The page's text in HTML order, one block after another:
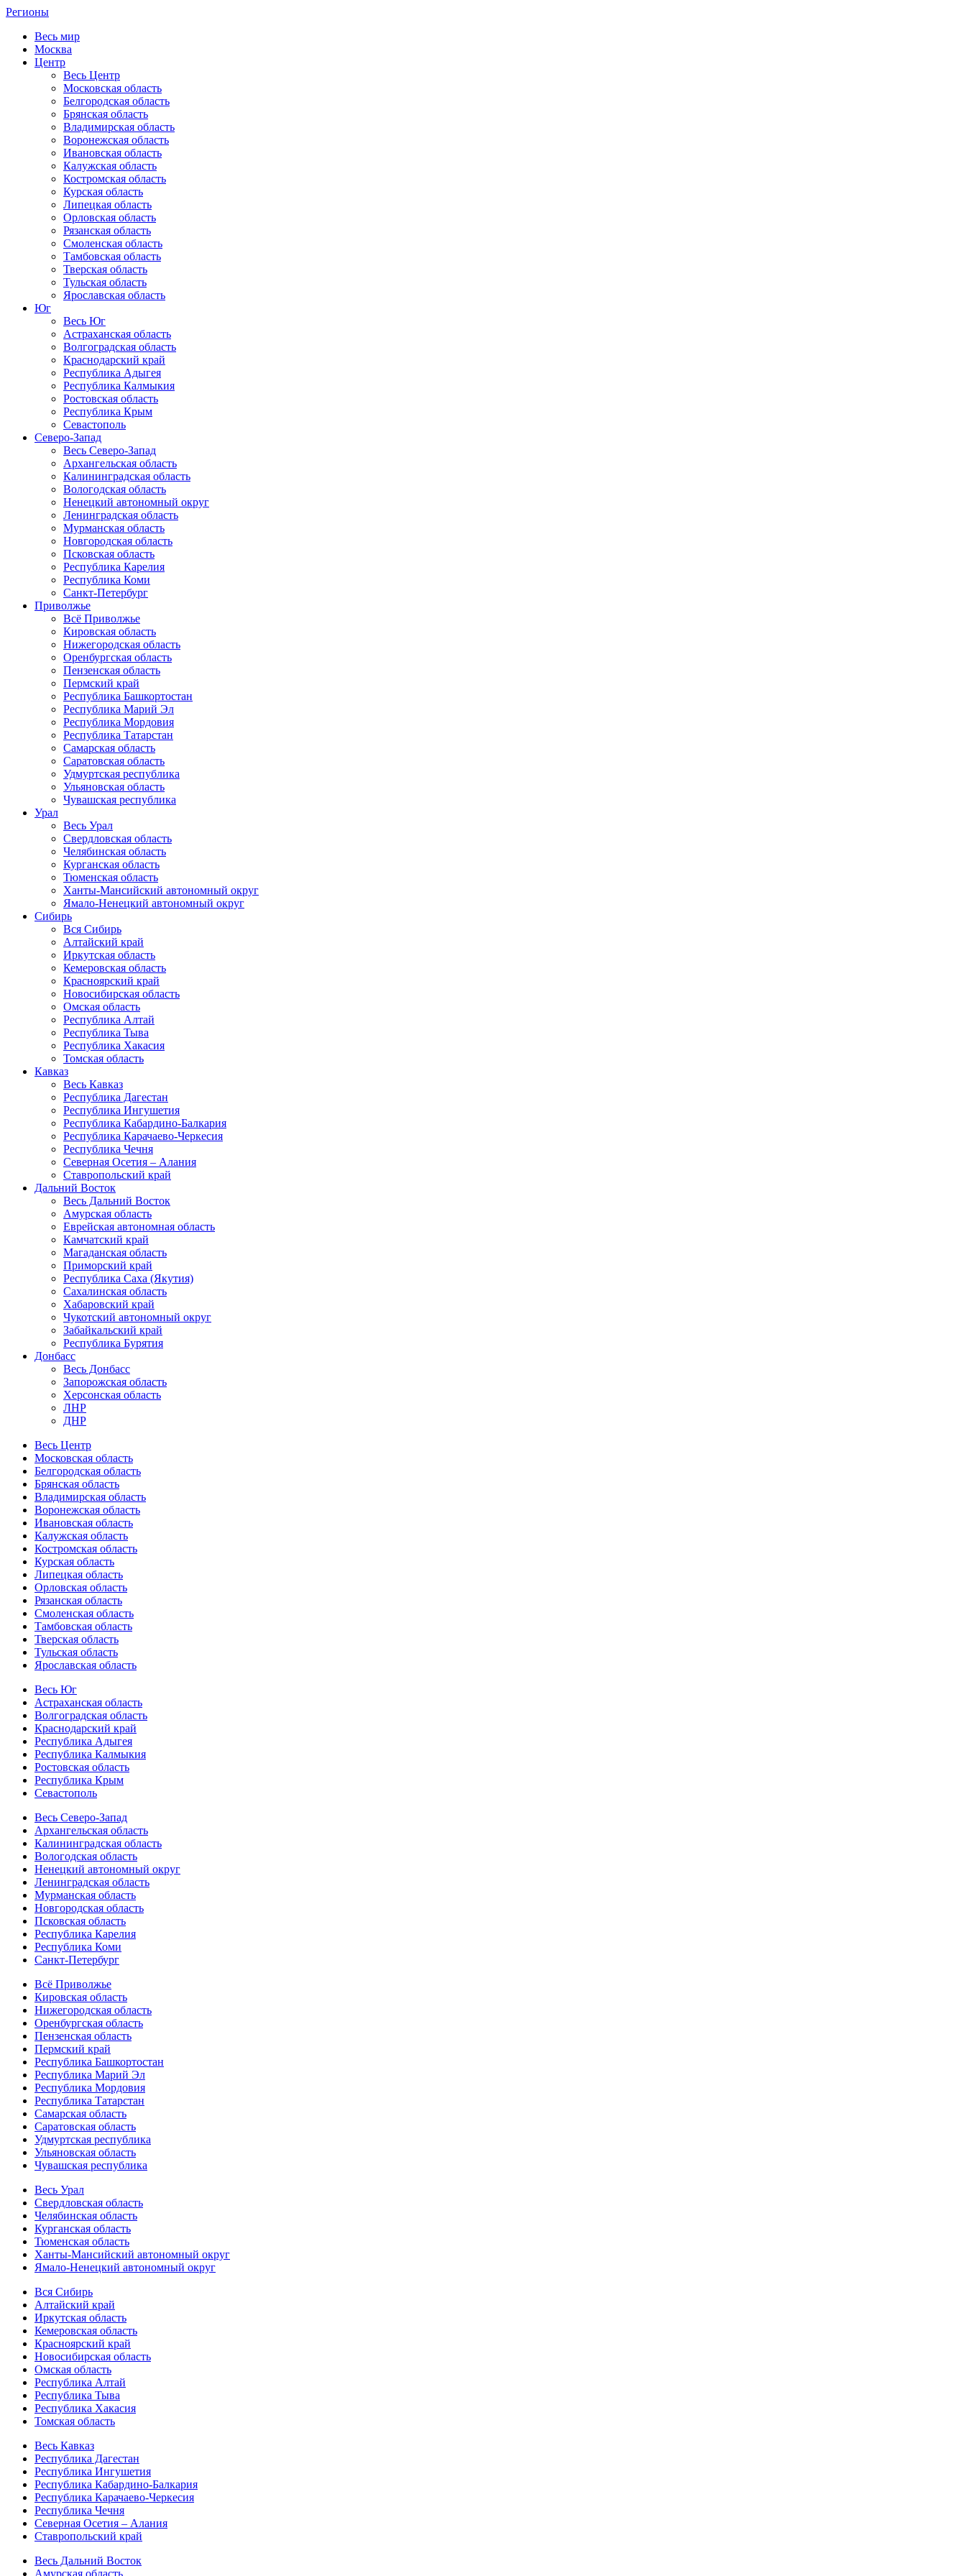
Регионы
Весь мир
Москва
Центр
Весь Центр
Московская область
Белгородская область
Брянская область
Владимирская область
Воронежская область
Ивановская область
Калужская область
Костромская область
Курская область
Липецкая область
Орловская область
Рязанская область
Смоленская область
Тамбовская область
Тверская область
Тульская область
Ярославская область
Юг
Весь Юг
Астраханская область
Волгоградская область
Краснодарский край
Республика Адыгея
Республика Калмыкия
Ростовская область
Республика Крым
Севастополь
Северо-Запад
Весь Северо-Запад
Архангельская область
Калининградская область
Вологодская область
Ненецкий автономный округ
Ленинградская область
Мурманская область
Новгородская область
Псковская область
Республика Карелия
Республика Коми
Санкт-Петербург
Приволжье
Всё Приволжье
Кировская область
Нижегородская область
Оренбургская область
Пензенская область
Пермский край
Республика Башкортостан
Республика Марий Эл
Республика Мордовия
Республика Татарстан
Самарская область
Саратовская область
Удмуртская республика
Ульяновская область
Чувашская республика
Урал
Весь Урал
Свердловская область
Челябинская область
Курганская область
Тюменская область
Ханты-Мансийский автономный округ
Ямало-Ненецкий автономный округ
Сибирь
Вся Сибирь
Алтайский край
Иркутская область
Кемеровская область
Красноярский край
Новосибирская область
Омская область
Республика Алтай
Республика Тыва
Республика Хакасия
Томская область
Кавказ
Весь Кавказ
Республика Дагестан
Республика Ингушетия
Республика Кабардино-Балкария
Республика Карачаево-Черкесия
Республика Чечня
Северная Осетия – Алания
Ставропольский край
Дальний Восток
Весь Дальний Восток
Амурская область
Еврейская автономная область
Камчатский край
Магаданская область
Приморский край
Республика Саха (Якутия)
Сахалинская область
Хабаровский край
Чукотский автономный округ
Забайкальский край
Республика Бурятия
Донбасс
Весь Донбасс
Запорожская область
Херсонская область
ЛНР
ДНР
Весь Центр
Московская область
Белгородская область
Брянская область
Владимирская область
Воронежская область
Ивановская область
Калужская область
Костромская область
Курская область
Липецкая область
Орловская область
Рязанская область
Смоленская область
Тамбовская область
Тверская область
Тульская область
Ярославская область
Весь Юг
Астраханская область
Волгоградская область
Краснодарский край
Республика Адыгея
Республика Калмыкия
Ростовская область
Республика Крым
Севастополь
Весь Северо-Запад
Архангельская область
Калининградская область
Вологодская область
Ненецкий автономный округ
Ленинградская область
Мурманская область
Новгородская область
Псковская область
Республика Карелия
Республика Коми
Санкт-Петербург
Всё Приволжье
Кировская область
Нижегородская область
Оренбургская область
Пензенская область
Пермский край
Республика Башкортостан
Республика Марий Эл
Республика Мордовия
Республика Татарстан
Самарская область
Саратовская область
Удмуртская республика
Ульяновская область
Чувашская республика
Весь Урал
Свердловская область
Челябинская область
Курганская область
Тюменская область
Ханты-Мансийский автономный округ
Ямало-Ненецкий автономный округ
Вся Сибирь
Алтайский край
Иркутская область
Кемеровская область
Красноярский край
Новосибирская область
Омская область
Республика Алтай
Республика Тыва
Республика Хакасия
Томская область
Весь Кавказ
Республика Дагестан
Республика Ингушетия
Республика Кабардино-Балкария
Республика Карачаево-Черкесия
Республика Чечня
Северная Осетия – Алания
Ставропольский край
Весь Дальний Восток
Амурская область